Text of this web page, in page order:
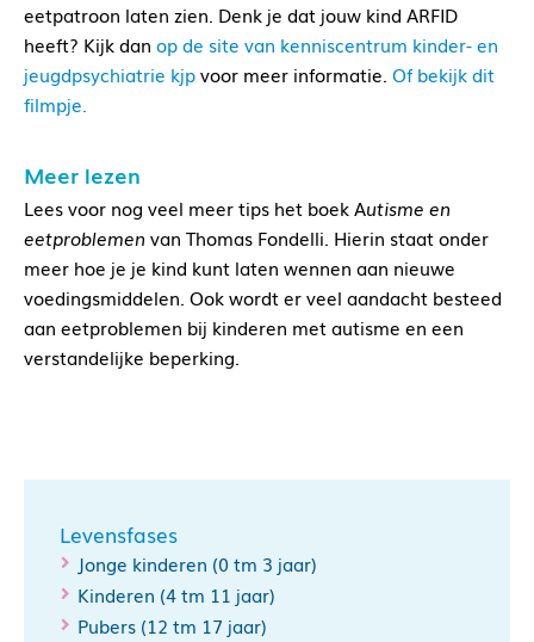
eetpatroon laten zien. Denk je dat jouw kind ARFID
heeft? Kijk dan op de site van kenniscentrum kinder- en
jeugdpsychiatrie kjpvoor meer informatie. Of bekijk dit
filmpje.
Meer lezen
Lees voor nog veel meer tips het boek Autisme en
eetproblemen van Thomas Fondelli. Hierin staat onder
meer hoe je je kind kunt laten wennen aan nieuwe
voedingsmiddelen. Ook wordt er veel aandacht besteed
aan eetproblemen bij kinderen met autisme en een
verstandelijke beperking.
Levensfases
Jonge kinderen (0 tm 3 jaar)
Kinderen (4 tm 11 jaar)
Pubers (12 tm 17 jaar)